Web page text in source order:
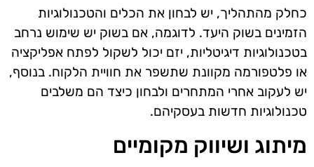
כחלק מהתהליך, יש לבחון את הכלים והטכנולוגיות
הזמינים בשוק היעד. לדוגמה, אם בשוק יש שימוש נרחב
בטכנולוגיות דיגיטליות, יזם יכול לשקול לפתח אפליקציה
או פלטפורמה מקוונת שתשפר את חוויית הלקוח. בנוסף,
יש לעקוב אחרי המתחרים ולבחון כיצד הם משלבים
טכנולוגיות חדשות בעסקיהם.
מיתוג ושיווק מקומיים